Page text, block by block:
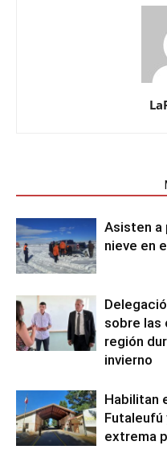
Asisten a
nieve en
sobre las
región
invierno
Habilitan
extrema